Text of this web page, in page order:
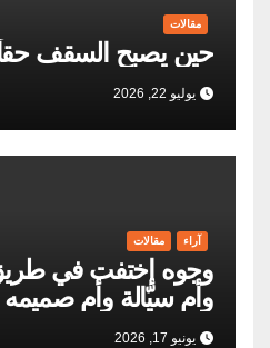
مقالات
حين يصبح السقف حقاً
يوليو 22, 2026
آراء مقالات
وجوه إختفت في طريق
وأم سيّالة وأم صميمه
وتختلف الدموع (17)
يونيو 17, 2026